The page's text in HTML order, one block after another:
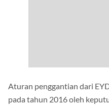
Aturan penggantian dari
pada tahun 2016 oleh